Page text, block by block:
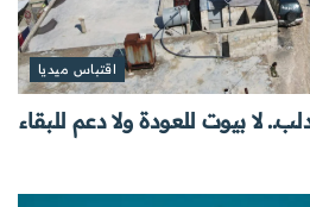
اقتباس ميديا
لا بيوت للعودة ولا دعم للبقاء